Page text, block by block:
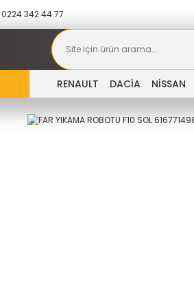
0224 342 44 77
RENAULT DACİA NİSSAN